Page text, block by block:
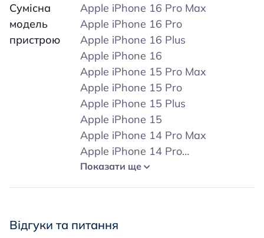
Сумісна
модель
пристрою
Apple iPhone 16 Pro Max
Apple iPhone 16 Pro
Apple iPhone 16 Plus
Apple iPhone 16
Apple iPhone 15 Pro Max
Apple iPhone 15 Pro
Apple iPhone 15 Plus
Apple iPhone 15
Apple iPhone 14 Pro Max
Apple iPhone 14 Pro
Apple iPhone 14 Plus
Apple iPhone 13
Показати ще
Відгуки та питання